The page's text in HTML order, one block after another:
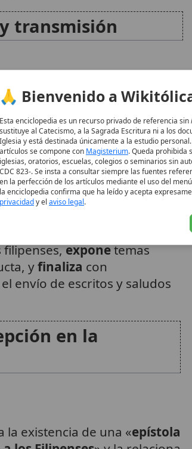
transmisión
situar la redacción de la
aprincipios del siglo II, con
alaño 140.1
comparación con otras
doctrinal es notable.
de exhortación:
filipenses,exponetemas
yfinaliza con
envío de escritos y saludos
en la
la existencia de una «epístola
🙏 Bienvenido a
Esta enciclopedia es un recurso privado de referencia sin
sustituye al Catecismo, a la Sagrada Escritura ni a los
Iglesia y está destinada únicamente a la estudio
artículos se compone con Magisterium. Queda prohibida
iglesias, oratorios, escuelas, colegios o seminarios sin
CDC 823-. Se insta a consultar siempre las fuentes
en la perfección de los artículos mediante el uso del
la enciclopedia confirma que ha leído y acepta
privacidady el aviso legal.